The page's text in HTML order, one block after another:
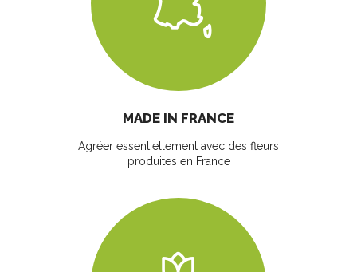
MADE IN FRANCE
Agréer essentiellement avec des fleurs
produites en France